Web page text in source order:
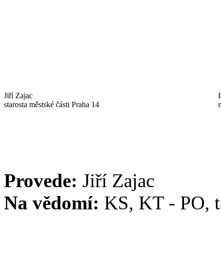
Jiří Zajac
starosta městské části Praha 14
Provede: Jiří Zajac
Na vědomí: KS, KT - PO,